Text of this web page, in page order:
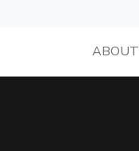
ABOUT